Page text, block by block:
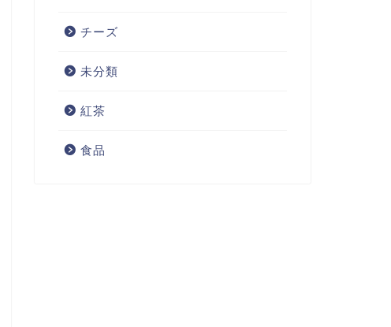
チーズ
未分類
紅茶
食品